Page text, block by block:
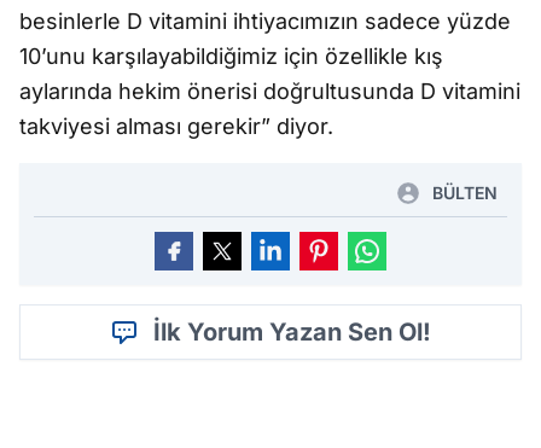
besinlerle D vitamini ihtiyacımızın sadece yüzde
10’unu karşılayabildiğimiz için özellikle kış
aylarında hekim önerisi doğrultusunda D vitamini
takviyesi alması gerekir” diyor.
BÜLTEN
İlk Yorum Yazan Sen Ol!